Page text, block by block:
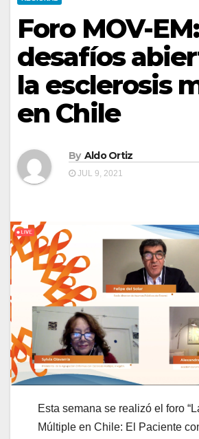
Foro MOV-
desafíos
la esclerosis
en Chile
By Aldo Ortiz
JUL 9, 2021
Esta semana se realizó el foro
Múltiple en Chile: El Paciente